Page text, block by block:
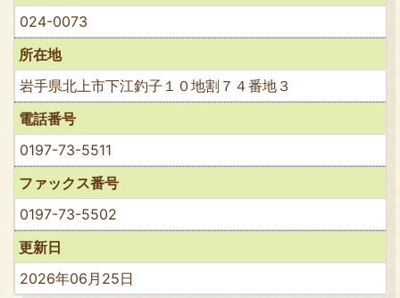
024-0073
所在地
岩手県北上市下江釣子１０地割７４番地３
電話番号
0197-73-5511
ファックス番号
0197-73-5502
更新日
2026年06月25日